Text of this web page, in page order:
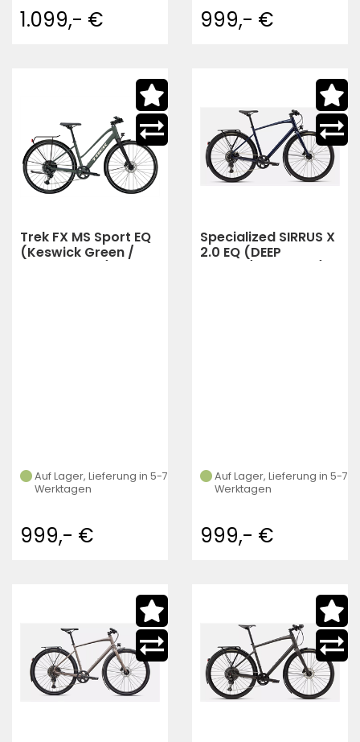
1.099,- € 999,- €
Trek FX MS Sport EQ
(Keswick Green /
Auf Lager, Lieferung in 5-7
Werktagen
999,- €
Specialized SIRRUS X
2.0 EQ (DEEP
Auf Lager, Lieferung in 5-7
Werktagen
999,- €